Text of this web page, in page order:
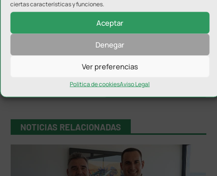
ciertas características y funciones.
Aceptar
Denegar
Ver preferencias
Política de cookiesAviso Legal
NOTICIAS RELACIONADAS